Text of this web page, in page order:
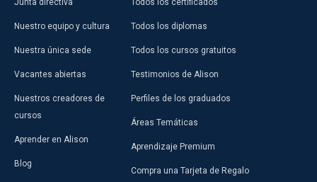
Junta directiva
Nuestro equipo y cultura
Nuestra única sede
Vacantes abiertas
Nuestros creadores de
cursos
Aprender en Alison
Blog
Todos los certificados
Todos los diplomas
Todos los cursos gratuitos
Testimonios de Alison
Perfiles de los graduados
Áreas Temáticas
Aprendizaje Premium
Compra una Tarjeta de Regalo